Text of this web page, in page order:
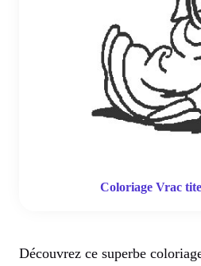
Coloriage Vrac
Découvrez ce superbe